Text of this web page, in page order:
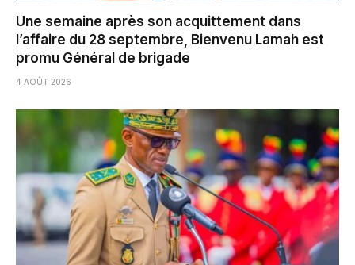
Une semaine après son acquittement dans
l’affaire du 28 septembre, Bienvenu Lamah est
promu Général de brigade
4 AOÛT 2026